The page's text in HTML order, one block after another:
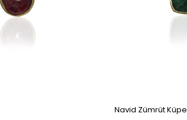
Navid Zümrüt Küpe